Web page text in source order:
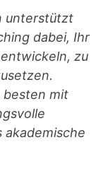
unterstützt
dabei, Ihr
zu
besten mit
akademische